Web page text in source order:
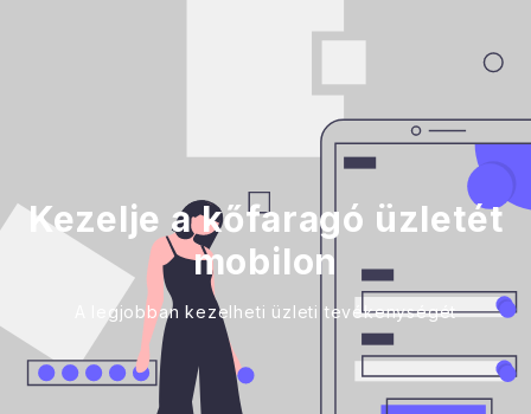
Kezelje a kőfaragó üzletét
mobilon
A legjobban kezelheti üzleti tevékenységét